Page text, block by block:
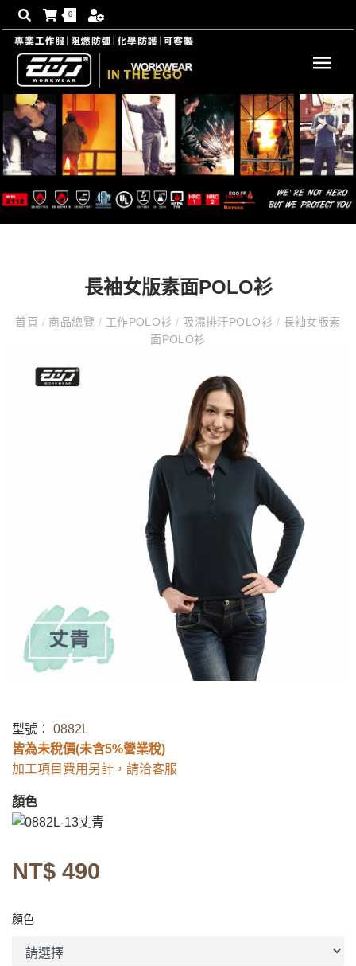
0
長袖女版素面POLO衫
首頁 / 商品總覽 / 工作POLO衫/ 吸濕排汗POLO衫 / 長袖女版素
面POLO衫
型號： 0882L
皆為未稅價(未含5%營業稅)
加工項目費用另計，請洽客服
顏色
NT$ 490
顏色